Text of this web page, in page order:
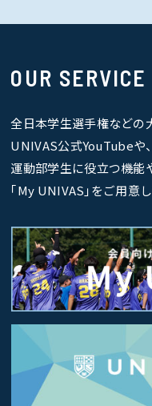
OUR SERVICE
全日本学生選手権などの
UNIVAS公式YouTubeや、
運動部学生に役立つ機能
｢My UNIVAS｣をご用意し